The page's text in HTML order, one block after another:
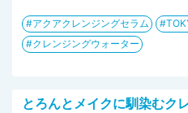
アクアクレンジングセラム
クレンジングウォーター
とろんとメイクに馴染むク